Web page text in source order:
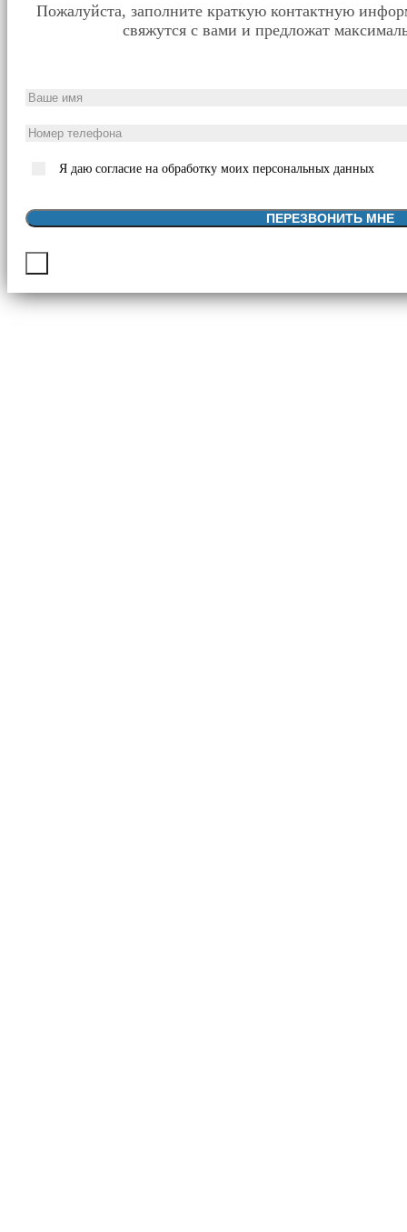
Пожалуйста, заполните краткую контактную
свяжутся с вами и предложат
Я даю согласие на обработку моих персональных данных